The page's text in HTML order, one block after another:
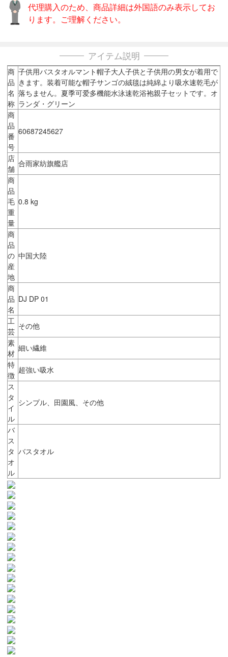
代理購入のため、商品詳細は外国語のみ表示してお
ります。ご理解ください。
アイテム説明
商
品
名
称
子供用バスタオルマント帽子大人子供と子供用の男女が着用で
きます。装着可能な帽子サンゴの絨毯は純綿より吸水速乾毛が
落ちません。夏季可爱多機能水泳速乾浴袍親子セットです。オ
ランダ・グリーン
商
品
番
号
60687245627
店
舗
合雨家紡旗艦店
商
品
毛
重
量
0.8 kg
商
品
の
産
地
中国大陸
商
品
名
DJ DP 01
工
芸
その他
素
材
細い繊維
特
徴
超強い吸水
ス
タ
イ
ル
シンプル、田園風、その他
バ
ス
タ
オ
ル
バスタオル